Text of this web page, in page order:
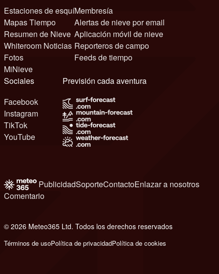
Estaciones de esquí
Mapas Tiempo
Resumen de Nieve
Whiteroom Noticias
Fotos
MiNieve
Membresía
Alertas de nieve por email
Aplicación móvil de nieve
Reporteros de campo
Feeds de tiempo
Sociales
Facebook
Instagram
TikTok
YouTube
Previsión cada aventura
PublicidadSoporteContactoEnlazar a nosotros
Comentario
© 2026 Meteo365 Ltd. Todos los derechos reservados
Términos de usoPolítica de privacidadPolítica de cookies